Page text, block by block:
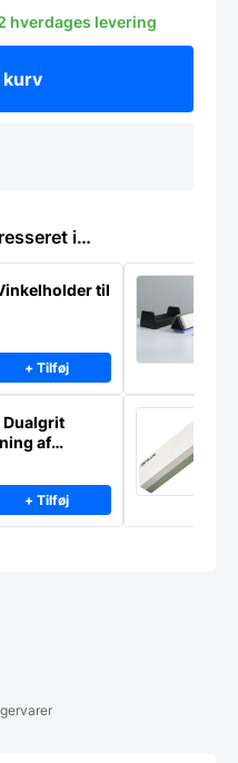
hverdages levering
i…
til
+ Tilføj
Dualgrit
af
+ Tilføj